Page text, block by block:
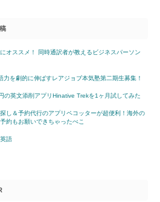
オススメ！ 同時通訳者が教えるビジネスパーソン
力を劇的に伸ばすレアジョブ本気塾第二期生募集！
の英文添削アプリHinative Trekを1ヶ月試してみた
し＆予約代行のアプリペコッターが超便利！海外の
約もお願いできちゃったぺこ
語